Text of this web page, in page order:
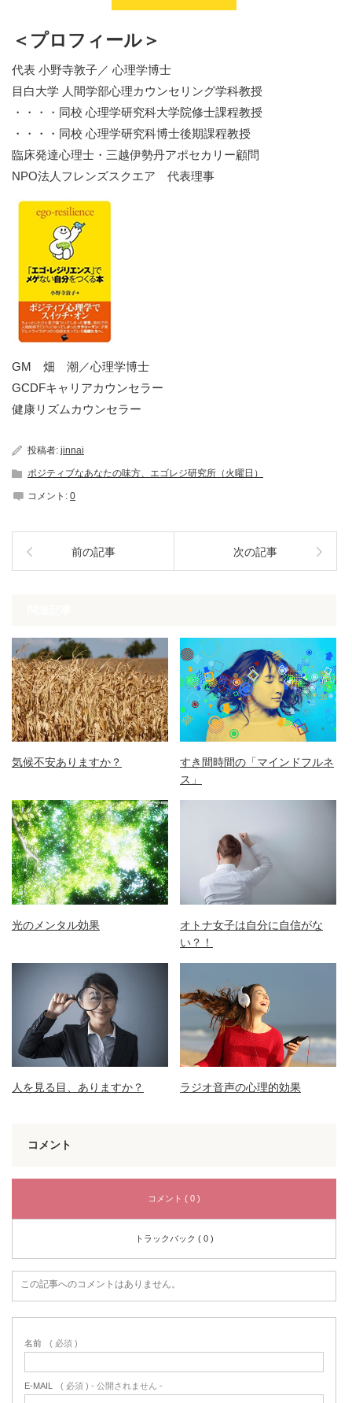
＜プロフィール＞
代表 小野寺敦子／ 心理学博士
目白大学 人間学部心理カウンセリング学科教授
・・・・同校 心理学研究科大学院修士課程教授
・・・・同校 心理学研究科博士後期課程教授
臨床発達心理士・三越伊勢丹アポセカリー顧問
NPO法人フレンズスクエア 代表理事
GM 畑 潮／心理学博士
GCDFキャリアカウンセラー
健康リズムカウンセラー
投稿者: jinnai
ポジティブなあなたの味方、エゴレジ研究所（火曜日）
コメント: 0
前の記事 次の記事
気候不安ありますか？
すき間時間の「マインドフルネ
ス」
光のメンタル効果
オトナ女子は自分に自信がな
い？！
人を見る目、ありますか？ ラジオ音声の心理的効果
コメント
コメント ( 0 )
トラックバック ( 0 )
この記事へのコメントはありません。
名前 ( 必須 )
E-MAIL ( 必須 ) - 公開されません -